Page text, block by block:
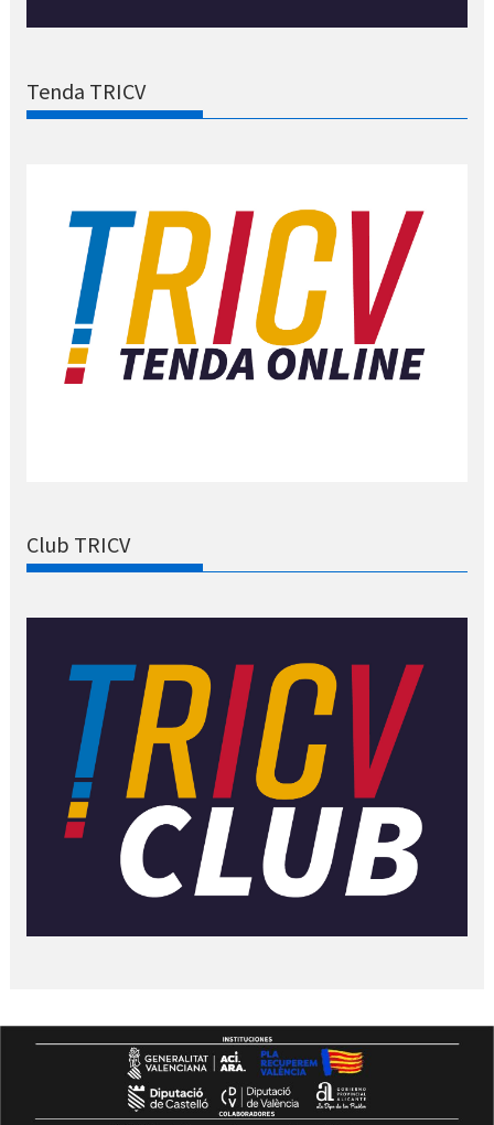
Tenda TRICV
Club TRICV